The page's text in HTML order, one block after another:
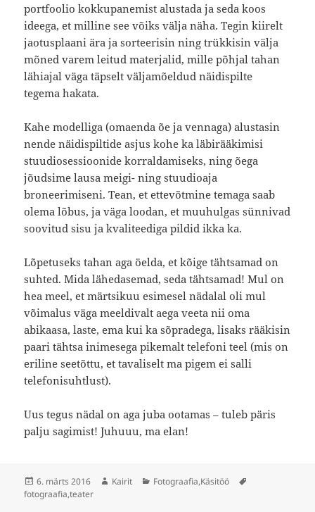
portfoolio kokkupanemist alustada ja seda koos
ideega, et milline see võiks välja näha. Tegin kiirelt
jaotusplaani ära ja sorteerisin ning trükkisin välja
mõned varem leitud materjalid, mille põhjal tahan
lähiajal väga täpselt väljamõeldud näidispilte
tegema hakata.
Kahe modelliga (omaenda õe ja vennaga) alustasin
nende näidispiltide asjus kohe ka läbirääkimisi
stuudiosessioonide korraldamiseks, ning õega
jõudsime lausa meigi- ning stuudioaja
broneerimiseni. Tean, et ettevõtmine temaga saab
olema lõbus, ja väga loodan, et muuhulgas sünnivad
soovitud sisu ja kvaliteediga pildid ikka ka.
Lõpetuseks tahan aga öelda, et kõige tähtsamad on
suhted. Mida lähedasemad, seda tähtsamad! Mul on
hea meel, et märtsikuu esimesel nädalal oli mul
võimalus väga meeldivalt aega veeta nii oma
abikaasa, laste, ema kui ka sõpradega, lisaks rääkisin
paari tähtsa inimesega pikemalt telefoni teel (mis on
eriline seetõttu, et tavaliselt ma pigem ei salli
telefonisuhtlust).
Uus tegus nädal on aga juba ootamas – tuleb päris
palju sagimist! Juhuuu, ma elan!
Postitatud
6. märts 2016 Autor
Kairit Rubriigid
Fotograafia,Käsitöö
fotograafia,teater